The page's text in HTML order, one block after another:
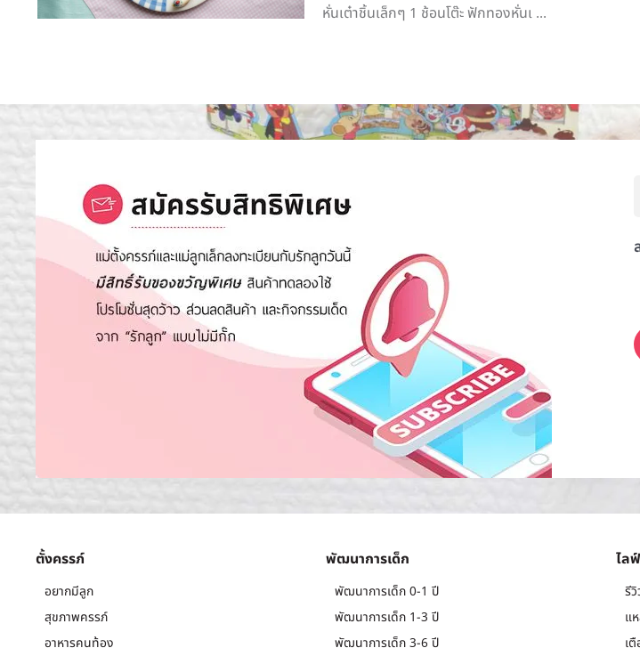
หั่นเต๋าชิ้นเล็กๆ 1 ช้อนโต๊ะ ฟักทองหั่นเ ...
ตั้งครรภ์
อยากมีลูก
สุขภาพครรภ์
อาหารคนท้อง
พัฒนาการเด็ก
พัฒนาการเด็ก 0-1 ปี
พัฒนาการเด็ก 1-3 ปี
พัฒนาการเด็ก 3-6 ปี
ไล
รี
แ
เ